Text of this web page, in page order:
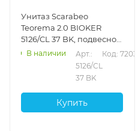
Унитаз Scarabeo
Teorema 2.0 BIOKER
5126/CL 37 BK, подвесной
безободковый без
креплений и сиденья,
В наличии
Арт.:
5126/CL
37 BK
Код: 72032
Купить